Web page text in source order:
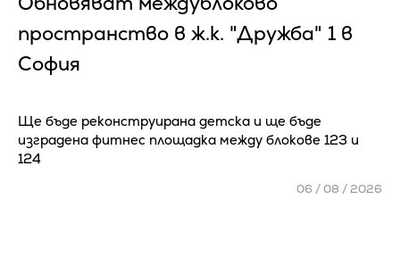
пространство в ж.к. "Дружба" 1 в
София
Ще бъде реконструирана детска и ще бъде
изградена фитнес площадка между блокове 123 и
124
06 / 08 / 2026